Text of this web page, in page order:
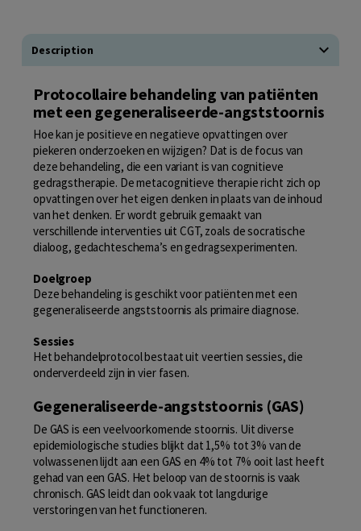
Description
Protocollaire behandeling van patiënten
met een gegeneraliseerde-angststoornis
Hoe kan je positieve en negatieve opvattingen over
piekeren onderzoeken en wijzigen? Dat is de focus van
deze behandeling, die een variant is van cognitieve
gedragstherapie. De metacognitieve therapie richt zich op
opvattingen over het eigen denken in plaats van de inhoud
van het denken. Er wordt gebruik gemaakt van
verschillende interventies uit CGT, zoals de socratische
dialoog, gedachteschema’s en gedragsexperimenten.
Doelgroep
Deze behandeling is geschikt voor patiënten met een
gegeneraliseerde angststoornis als primaire diagnose.
Sessies
Het behandelprotocol bestaat uit veertien sessies, die
onderverdeeld zijn in vier fasen.
Gegeneraliseerde-angststoornis (GAS)
De GAS is een veelvoorkomende stoornis. Uit diverse
epidemiologische studies blijkt dat 1,5% tot 3% van de
volwassenen lijdt aan een GAS en 4% tot 7% ooit last heeft
gehad van een GAS. Het beloop van de stoornis is vaak
chronisch. GAS leidt dan ook vaak tot langdurige
verstoringen van het functioneren.